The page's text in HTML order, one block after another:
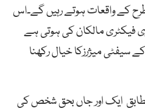
کے واقعات ہوتے رہیں گے۔اس
فیکٹری مالکان کی ہوتی ہے
سیفٹی میژرزکا خیال رکھنا
ایک اور جاں بحق شخص کی